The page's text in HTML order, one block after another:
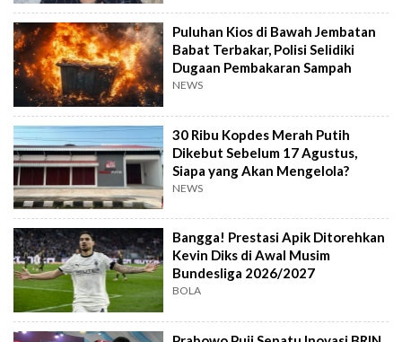
Puluhan Kios di Bawah Jembatan
Babat Terbakar, Polisi Selidiki
Dugaan Pembakaran Sampah
NEWS
30 Ribu Kopdes Merah Putih
Dikebut Sebelum 17 Agustus,
Siapa yang Akan Mengelola?
NEWS
Bangga! Prestasi Apik Ditorehkan
Kevin Diks di Awal Musim
Bundesliga 2026/2027
BOLA